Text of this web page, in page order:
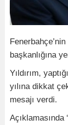
başkanlığına
Yıldırım,
yılına dikkat
mesajı verdi.